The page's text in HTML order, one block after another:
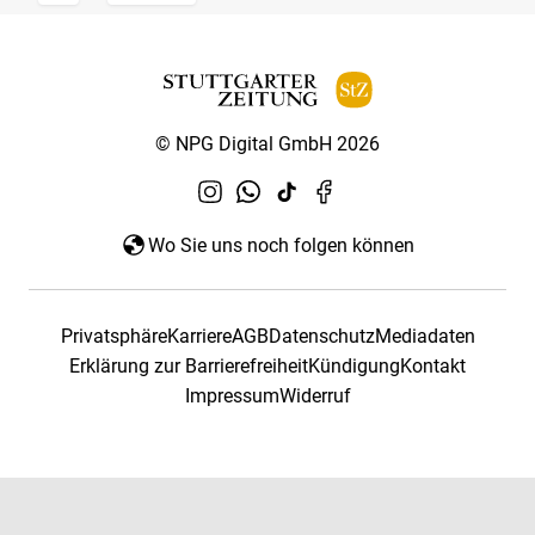
© NPG Digital GmbH 2026
Wo Sie uns noch folgen können
PrivatsphäreKarriereAGBDatenschutzMediadaten
Erklärung zur BarrierefreiheitKündigungKontakt
ImpressumWiderruf